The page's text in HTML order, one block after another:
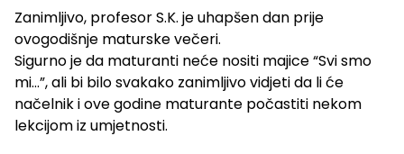
Zanimljivo, profesor S.K. je uhapšen dan prije
ovogodišnje maturske večeri.
Sigurno je da maturanti neće nositi majice “Svi smo
mi…”, ali bi bilo svakako zanimljivo vidjeti da li će
načelnik i ove godine maturante počastiti nekom
lekcijom iz umjetnosti.